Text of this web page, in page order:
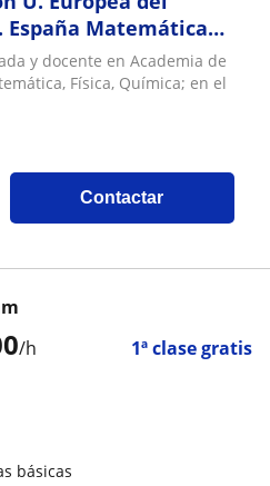
Matemática
de Ciencias
y docente en Academia de
Física, Química; en el
Contactar
/h 1ª clase gratis
básicas